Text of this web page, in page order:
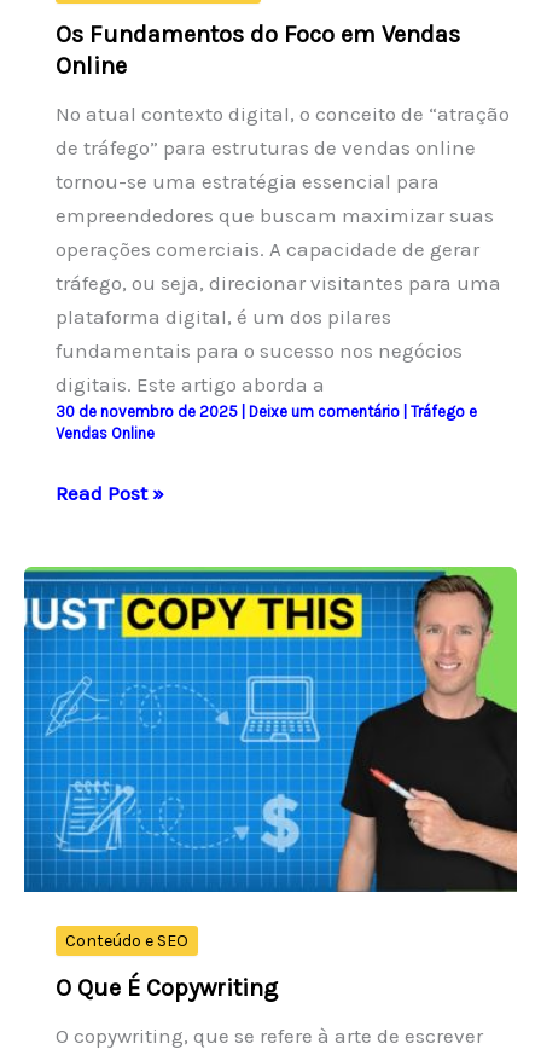
Os Fundamentos do Foco em Vendas
Online
No atual contexto digital, o conceito de “atração
de tráfego” para estruturas de vendas online
tornou-se uma estratégia essencial para
empreendedores que buscam maximizar suas
operações comerciais. A capacidade de gerar
tráfego, ou seja, direcionar visitantes para uma
plataforma digital, é um dos pilares
fundamentais para o sucesso nos negócios
digitais. Este artigo aborda a
30 de novembro de 2025 Deixe um comentário
Tráfego e
Vendas Online
Os
Foco
em
Vendas
Online
Read Post »
Conteúdo e SEO
O Que É Copywriting
O copywriting, que se refere à arte de escrever